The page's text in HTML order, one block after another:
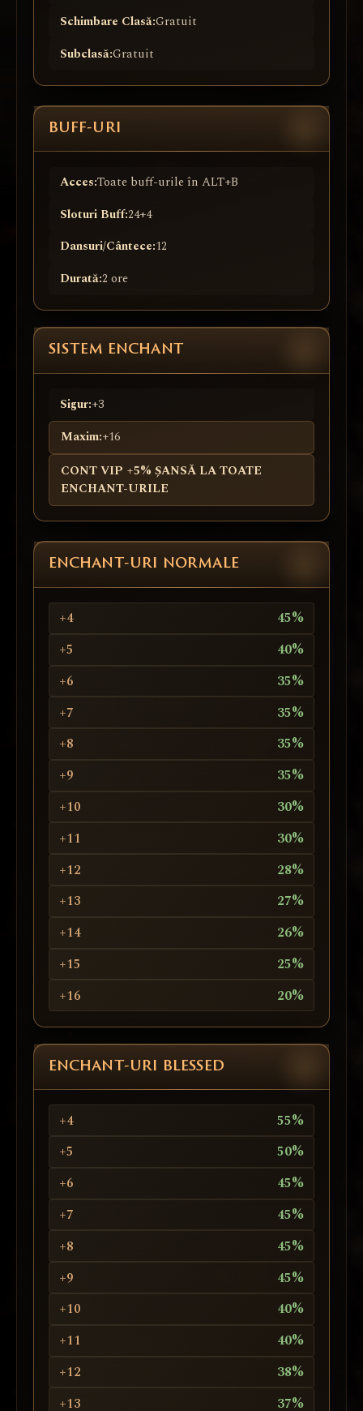
Schimbare Clasă:Gratuit
Subclasă:Gratuit
BUFF-URI
Acces:Toate buff-urile în ALT+B
Sloturi Buff:24+4
Dansuri/Cântece:12
Durată:2 ore
SISTEM ENCHANT
Sigur:+3
Maxim:+16
CONT VIP +5% ȘANSĂ LA TOATE
ENCHANT-URILE
ENCHANT-URI NORMALE
+4
45%
+5
40%
+6
35%
+7
35%
+8
35%
+9
35%
+10
30%
+11
30%
+12
28%
+13
27%
+14
26%
+15
25%
+16
20%
ENCHANT-URI BLESSED
+4
55%
+5
50%
+6
45%
+7
45%
+8
45%
+9
45%
+10
40%
+11
40%
+12
38%
+13
37%